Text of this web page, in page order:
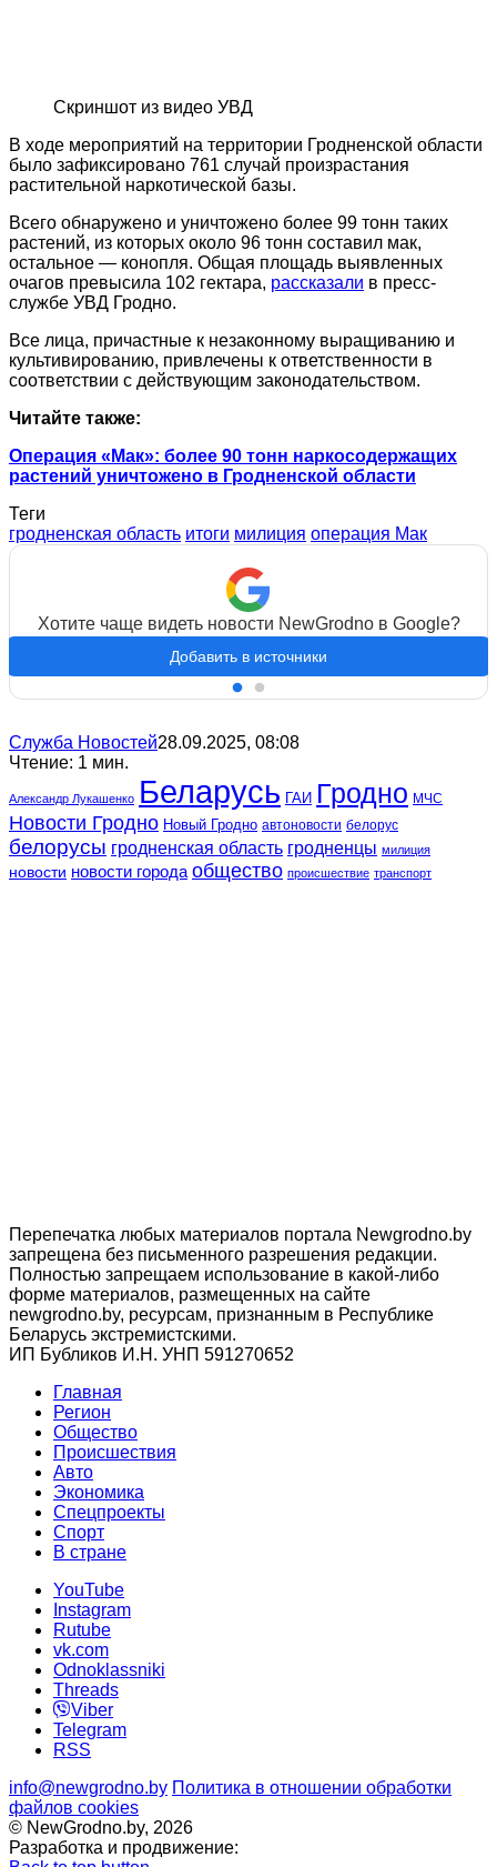
Скриншот из видео УВД
В ходе мероприятий на территории Гродненской области
было зафиксировано 761 случай произрастания
растительной наркотической базы.
Всего обнаружено и уничтожено более 99 тонн таких
растений, из которых около 96 тонн составил мак,
остальное — конопля. Общая площадь выявленных
очагов превысила 102 гектара, рассказали в пресс-
службе УВД Гродно.
Все лица, причастные к незаконному выращиванию и
культивированию, привлечены к ответственности в
соответствии с действующим законодательством.
Читайте также:
Операция «Мак»: более 90 тонн наркосодержащих
растений уничтожено в Гродненской области
Теги
гродненская область итоги милиция операция Мак
Хотите чаще видеть новости NewGrodno в Google?
Добавить в источники
Служба Новостей28.09.2025, 08:08
Чтение: 1 мин.
Александр Лукашенко Беларусь ГАИ Гродно МЧС
Новости Гродно Новый Гродно автоновости белорус
белорусы гродненская область гродненцы милиция
новости новости города общество происшествие транспорт
Перепечатка любых материалов портала Newgrodno.by
запрещена без письменного разрешения редакции.
Полностью запрещаем использование в какой-либо
форме материалов, размещенных на сайте
newgrodno.by, ресурсам, признанным в Республике
Беларусь экстремистскими.
ИП Бубликов И.Н. УНП 591270652
Главная
Регион
Общество
Происшествия
Авто
Экономика
Спецпроекты
Cпорт
В стране
YouTube
Instagram
Rutube
vk.com
Odnoklassniki
Threads
Viber
Telegram
RSS
info@newgrodno.by Политика в отношении обработки
файлов cookies
© NewGrodno.by, 2026
Разработка и продвижение: